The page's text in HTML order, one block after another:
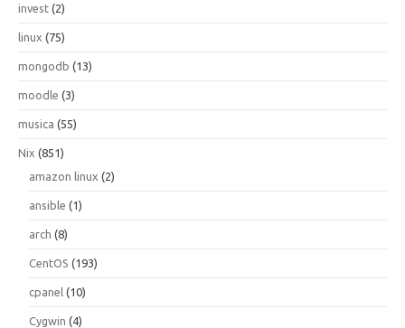
invest (2)
linux (75)
mongodb (13)
moodle (3)
musica (55)
Nix (851)
amazon linux (2)
ansible (1)
arch (8)
CentOS (193)
cpanel (10)
Cygwin (4)